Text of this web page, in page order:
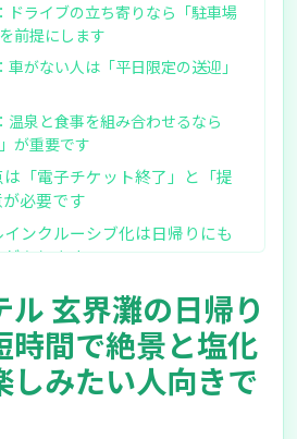
ドライブの立ち寄りなら「駐車場
前提にします
車がない人は「平日限定の送迎」
温泉と食事を組み合わせるなら
が重要です
「電子チケット終了」と「提
必要です
ンクルーシブ化は日帰りにも
あります
化物泉」を短時間で楽しむ選択
「到着時刻」と「天気」を決
と進めやすいです
ル 玄界灘の日帰り
時間で絶景と塩化
しみたい人向きで